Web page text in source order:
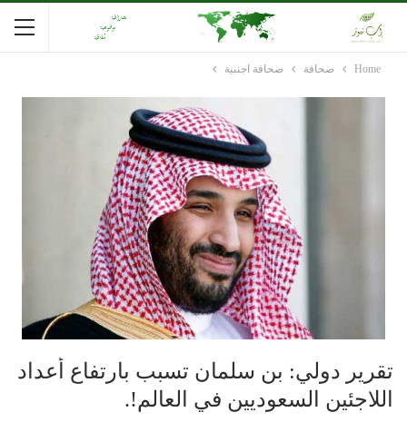
Home صحافة صحافة اجنبية
تقرير دولي: بن سلمان تسبب بارتفاع أعداد
اللاجئين السعوديين في العالم!.